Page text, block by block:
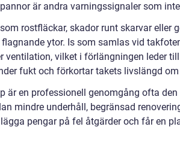
är andra varningssignaler som
rostfläckar, skador runt skarvar eller
ytor. Is som samlas vid
ventilation, vilket i förlängningen leder
fukt och förkortar takets livslängd
är en professionell genomgång ofta
mindre underhåll, begränsad
pengar på fel åtgärder och får en